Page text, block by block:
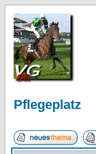
Pflegeplatz